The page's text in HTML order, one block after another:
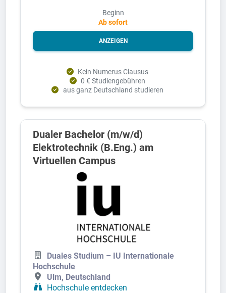
Beginn
Ab sofort
ANZEIGEN
Kein Numerus Clausus
0 € Studiengebühren
aus ganz Deutschland studieren
Dualer Bachelor (m/w/d)
Elektrotechnik (B.Eng.) am
Virtuellen Campus
Duales Studium – IU Internationale
Hochschule
Ulm, Deutschland
Hochschule entdecken